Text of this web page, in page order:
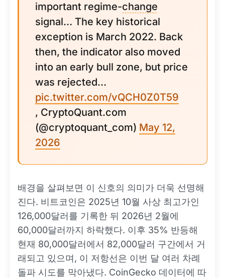
important regime-change
signal… The key historical
exception is March 2022. Back
then, the indicator also moved
into an early bull zone, but price
was rejected…
pic.twitter.com/vQCH0Z0T59
, CryptoQuant.com
(@cryptoquant_com) May 12,
2026
배경을 살펴보면 이 신호의 의미가 더욱 선명해
진다. 비트코인은 2025년 10월 사상 최고가인
126,000달러를 기록한 뒤 2026년 2월에
60,000달러까지 하락했다. 이후 35% 반등해
현재 80,000달러에서 82,000달러 구간에서 거
래되고 있으며, 이 저항선은 이번 달 여러 차례
돌파 시도를 막아냈다. CoinGecko 데이터에 따